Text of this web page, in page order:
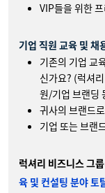
VIP들을 위한
기업 직원 교육 및 채
기존의 기업 교
신가요? (럭셔
원/기업 브랜딩
귀사의 브랜드
기업 또는 브랜
럭셔리 비즈니스 그
육 및 컨설팅 분야 토